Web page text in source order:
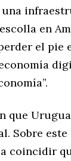
en
el pie
que
Sobre este
coincidir